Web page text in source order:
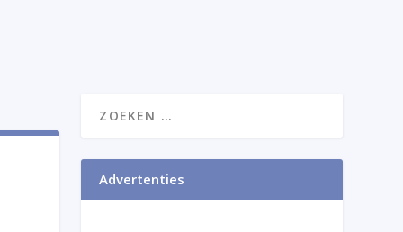
Advertenties